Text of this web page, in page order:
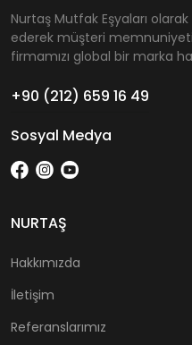
Nurtaş Mutfak Eşyaları
ederek müşteri
firmamızı global bir marka
+90 (212) 659 16 49
Sosyal Medya
NURTAŞ
Hakkımızda
İletişim
Referanslarımız